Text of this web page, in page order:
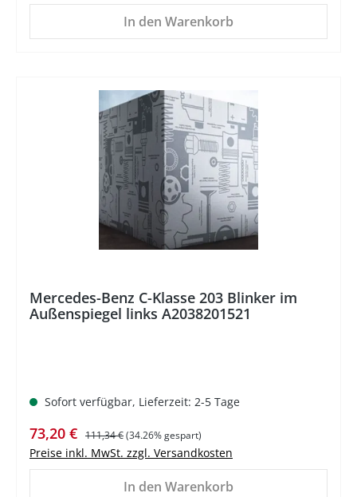
In den Warenkorb
Mercedes-Benz C-Klasse 203 Blinker im
Außenspiegel links A2038201521
Sofort verfügbar, Lieferzeit: 2-5 Tage
Verkaufspreis:
73,20 € Regulärer Preis:
111,34 €(34.26% gespart)
Preise inkl. MwSt. zzgl. Versandkosten
In den Warenkorb